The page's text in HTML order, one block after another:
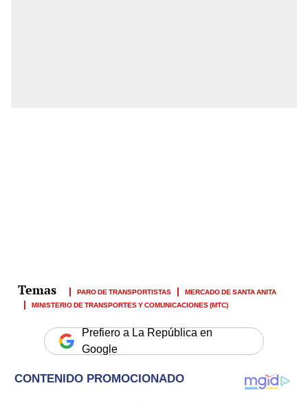
PARO DE TRANSPORTISTAS
MERCADO DE SANTA ANITA
MINISTERIO DE TRANSPORTES Y COMUNICACIONES (MTC)
Prefiero a La República en
Google